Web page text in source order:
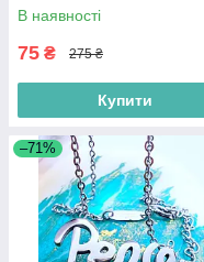
В наявності
75 ₴ 275 ₴
Купити
–71%